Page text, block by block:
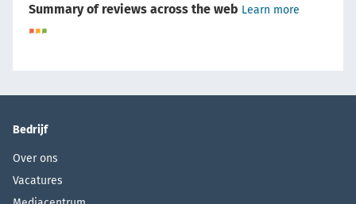
Summary of reviews across the web Learn more
Bedrijf
Over ons
Vacatures